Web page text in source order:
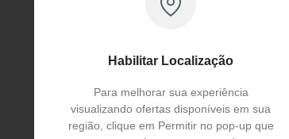
Habilitar Localização
Para melhorar sua experiência
visualizando ofertas disponíveis em sua
região, clique em Permitir no pop-up que